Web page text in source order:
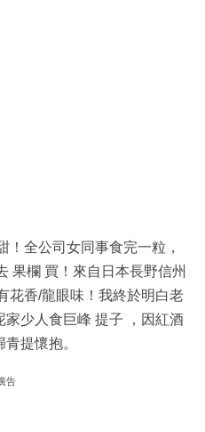
！全公司女同事食完一粒，
果欄 買！來自日本長野信州
花香/龍眼味！我終於明白老
少人食巨峰 提子 ，因紅酒
提懷抱。
告